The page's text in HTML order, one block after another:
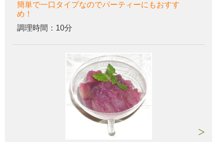
簡単で一口タイプなのでパーティーにもおすす
め！
調理時間：10分